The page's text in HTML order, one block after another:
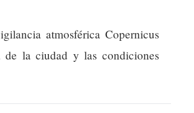
atmosférica Copernicus
la ciudad y las condiciones